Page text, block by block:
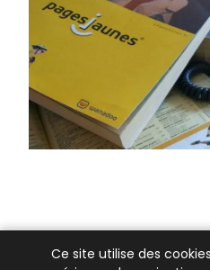
Ce site utilise des